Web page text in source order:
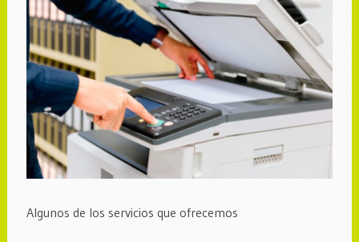
Algunos de los servicios que ofrecemos